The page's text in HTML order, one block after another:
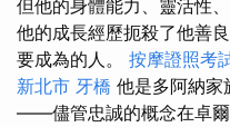
但他的身體能力、靈活性
他的成長經歷扼殺了他善
要成為的人。 按摩證照考
新北市 牙橋 他是多阿納家
——儘管忠誠的概念在卓爾